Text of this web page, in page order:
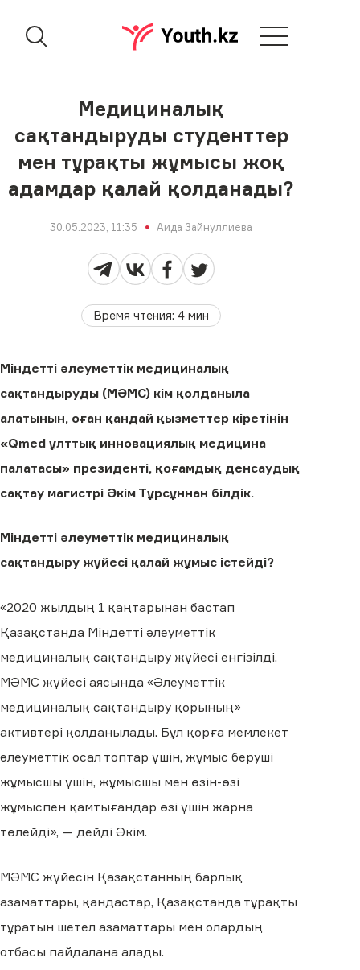
Медициналық
сақтандыруды студенттер
мен тұрақты жұмысы жоқ
адамдар қалай қолданады?
30.05.2023, 11:35 Аида Зайнуллиева
Время чтения: 4мин
Міндетті әлеуметтік медициналық
сақтандыруды (МӘМС) кім қолданыла
алатынын, оған қандай қызметтер кіретінін
«Qmed ұлттық инновациялық медицина
палатасы» президенті, қоғамдық денсаудық
сақтау магистрі Әкім Тұрсұннан білдік.
Міндетті әлеуметтік медициналық
сақтандыру жүйесі қалай жұмыс істейді?
«2020 жылдың 1 қаңтарынан бастап
Қазақстанда Міндетті әлеуметтік
медициналық сақтандыру жүйесі енгізілді.
МӘМС жүйесі аясында «Әлеуметтік
медициналық сақтандыру қорының»
активтері қолданылады. Бұл қорға мемлекет
әлеуметтік осал топтар үшін, жұмыс беруші
жұмысшы үшін, жұмысшы мен өзін-өзі
жұмыспен қамтығандар өзі үшін жарна
төлейді», — дейді Әкім.
МӘМС жүйесін Қазақстанның барлық
азаматтары, қандастар, Қазақстанда тұрақты
тұратын шетел азаматтары мен олардың
отбасы пайдалана алады.